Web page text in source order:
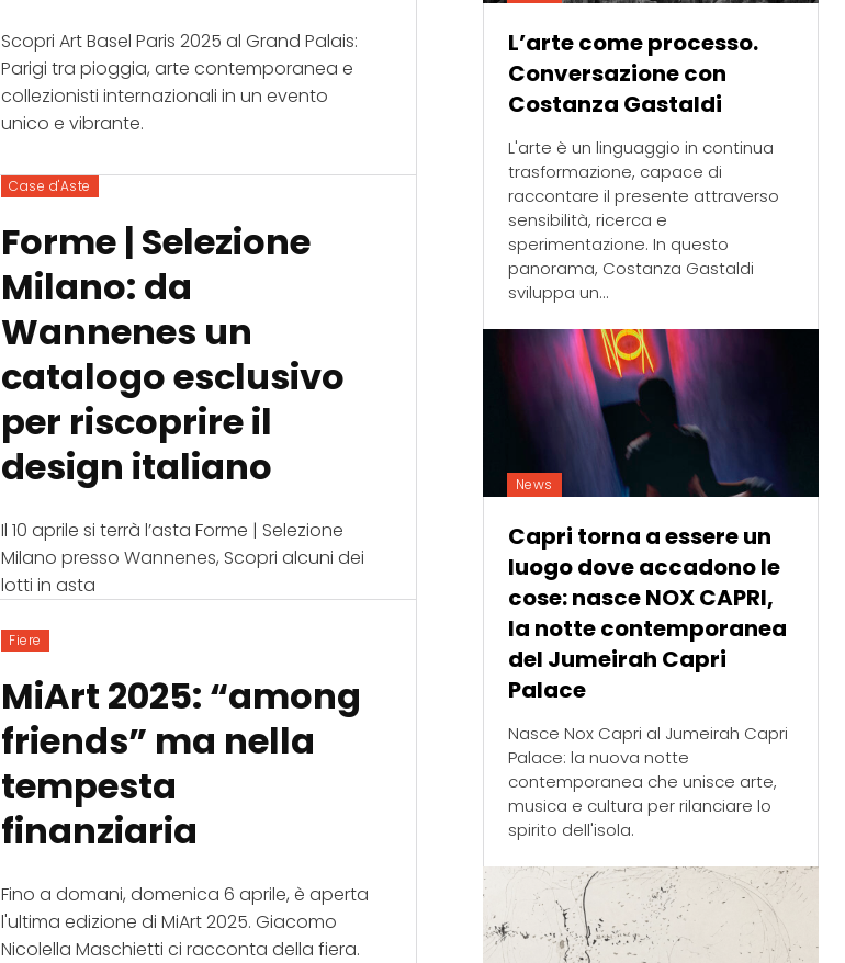
Scopri Art Basel Paris 2025 al Grand Palais:
Parigi tra pioggia, arte contemporanea e
collezionisti internazionali in un evento
unico e vibrante.
Case d'Aste
Forme | Selezione
Milano: da
Wannenes un
catalogo esclusivo
per riscoprire il
design italiano
Il 10 aprile si terrà l’asta Forme | Selezione
Milano presso Wannenes, Scopri alcuni dei
lotti in asta
Fiere
MiArt 2025: “among
friends” ma nella
tempesta
finanziaria
Fino a domani, domenica 6 aprile, è aperta
l'ultima edizione di MiArt 2025. Giacomo
Nicolella Maschietti ci racconta della fiera.
L’arte come processo.
Conversazione con
Costanza Gastaldi
L'arte è un linguaggio in continua
trasformazione, capace di
raccontare il presente attraverso
sensibilità, ricerca e
sperimentazione. In questo
panorama, Costanza Gastaldi
sviluppa un...
News
Capri torna a essere un
luogo dove accadono le
cose: nasce NOX CAPRI,
la notte contemporanea
del Jumeirah Capri
Palace
Nasce Nox Capri al Jumeirah Capri
Palace: la nuova notte
contemporanea che unisce arte,
musica e cultura per rilanciare lo
spirito dell'isola.